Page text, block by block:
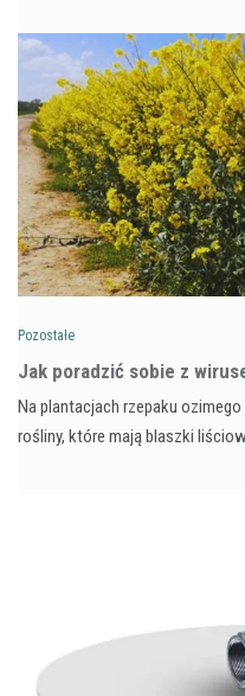
Pozostałe
​Jak poradzić sobie z
Na plantacjach rzepaku
rośliny, które mają blaszki